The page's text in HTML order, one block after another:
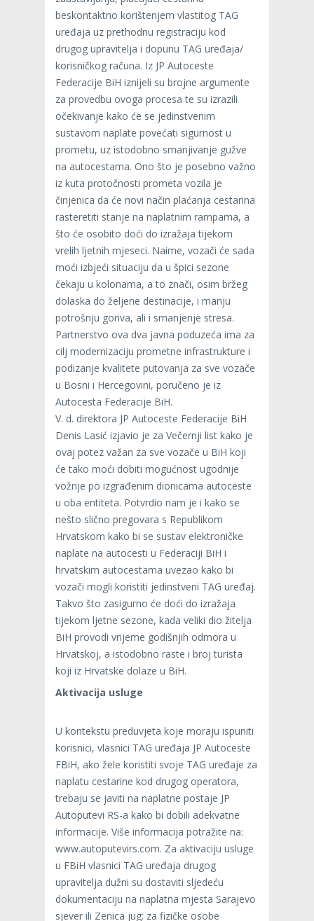
beskontaktno korištenjem vlastitog TAG
uređaja uz prethodnu registraciju kod
drugog upravitelja i dopunu TAG uređaja/
korisničkog računa. Iz JP Autoceste
Federacije BiH iznijeli su brojne argumente
za provedbu ovoga procesa te su izrazili
očekivanje kako će se jedinstvenim
sustavom naplate povećati sigurnost u
prometu, uz istodobno smanjivanje gužve
na autocestama. Ono što je posebno važno
iz kuta protočnosti prometa vozila je
činjenica da će novi način plaćanja cestarina
rasteretiti stanje na naplatnim rampama, a
što će osobito doći do izražaja tijekom
vrelih ljetnih mjeseci. Naime, vozači će sada
moći izbjeći situaciju da u špici sezone
čekaju u kolonama, a to znači, osim bržeg
dolaska do željene destinacije, i manju
potrošnju goriva, ali i smanjenje stresa.
Partnerstvo ova dva javna poduzeća ima za
cilj modernizaciju prometne infrastrukture i
podizanje kvalitete putovanja za sve vozače
u Bosni i Hercegovini, poručeno je iz
Autocesta Federacije BiH.
V. d. direktora JP Autoceste Federacije BiH
Denis Lasić izjavio je za Večernji list kako je
ovaj potez važan za sve vozače u BiH koji
će tako moći dobiti mogućnost ugodnije
vožnje po izgrađenim dionicama autoceste
u oba entiteta. Potvrdio nam je i kako se
nešto slično pregovara s Republikom
Hrvatskom kako bi se sustav elektroničke
naplate na autocesti u Federaciji BiH i
hrvatskim autocestama uvezao kako bi
vozači mogli koristiti jedinstveni TAG uređaj.
Takvo što zasigurno će doći do izražaja
tijekom ljetne sezone, kada veliki dio žitelja
BiH provodi vrijeme godišnjih odmora u
Hrvatskoj, a istodobno raste i broj turista
koji iz Hrvatske dolaze u BiH.
Aktivacija usluge
U kontekstu preduvjeta koje moraju ispuniti
korisnici, vlasnici TAG uređaja JP Autoceste
FBiH, ako žele koristiti svoje TAG uređaje za
naplatu cestarine kod drugog operatora,
trebaju se javiti na naplatne postaje JP
Autoputevi RS-a kako bi dobili adekvatne
informacije. Više informacija potražite na:
www.autoputevirs.com. Za aktivaciju usluge
u FBiH vlasnici TAG uređaja drugog
upravitelja dužni su dostaviti sljedeću
dokumentaciju na naplatna mjesta Sarajevo
sjever ili Zenica jug: za fizičke osobe